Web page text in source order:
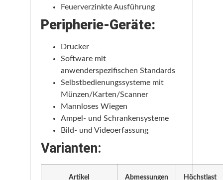
Feuerverzinkte Ausführung
Peripherie-Geräte:
Drucker
Software mit
anwenderspezifischen Standards
Selbstbedienungssysteme mit
Münzen/Karten/Scanner
Mannloses Wiegen
Ampel- und Schrankensysteme
Bild- und Videoerfassung
Varianten:
Artikel Abmessungen Höchstlast